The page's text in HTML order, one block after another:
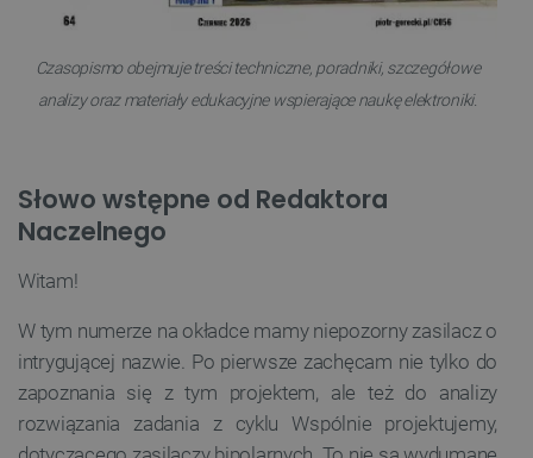
Czasopismo obejmuje treści techniczne, poradniki, szczegółowe
analizy oraz materiały edukacyjne wspierające naukę elektroniki.
Słowo wstępne od Redaktora
Naczelnego
Witam!
W tym numerze na okładce mamy niepozorny zasilacz o
intrygującej nazwie. Po pierwsze zachęcam nie tylko do
zapoznania się z tym projektem, ale też do analizy
rozwiązania zadania z cyklu Wspólnie projektujemy,